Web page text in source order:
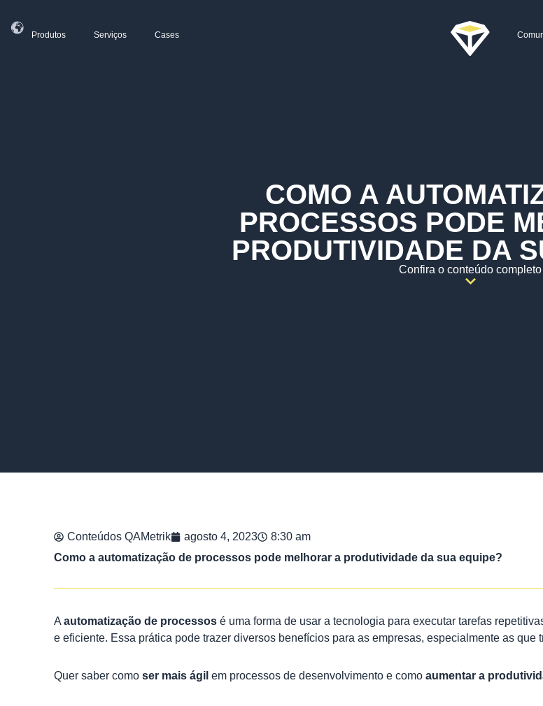
Produtos Serviços Cases
COMO A
PROCESSOS PODE
PRODUTIVIDADE DA
Confira o conteúdo completo
Conteúdos QAMetrik agosto 4, 2023
8:30 am
Como a automatização de processos pode melhorar a produtividade da sua equipe?
A automatização de processos é uma forma de usar a tecnologia para executar tarefas
e eficiente. Essa prática pode trazer diversos benefícios para as empresas, especialmente as que
Quer saber como ser mais ágil em processos de desenvolvimento e como aumentar a